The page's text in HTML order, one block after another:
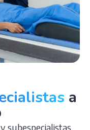
a
subespecialistas